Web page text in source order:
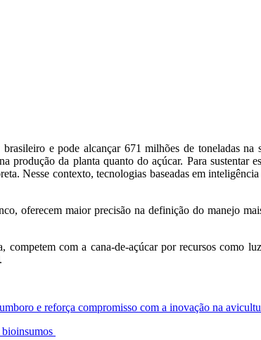
e pode alcançar 671 milhões de toneladas
da planta quanto do açúcar. Para sustentar
Nesse contexto, tecnologias baseadas em
oferecem maior precisão na definição do manejo
competem com a cana-de-açúcar por recursos como
e reforça compromisso com a inovação na
bioinsumos